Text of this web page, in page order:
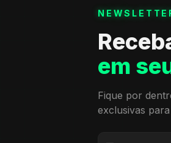
em
Fique por
exclusivas